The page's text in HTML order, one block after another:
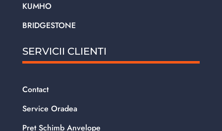
KUMHO
BRIDGESTONE
SERVICII CLIENTI
Contact
Service Oradea
Pret Schimb Anvelope